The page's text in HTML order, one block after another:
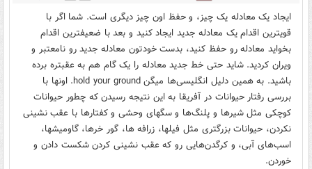
ایجاد یک معادله یک چیز، و حفظ اون چیز دیگری است. شما اگر با
قویترین اقدام یک معادله جدید ایجاد کنید و بعد با ضعیفترین اقدام
بخواید معادله رو حفظ کنید، بدست خودتون معادله جدید رو نامعتبر و
ویران کردید. شاید حتی خط جدید معادله را یک گام هم به عقبتره برده
باشید. به همین دلیل انگلیسی‌ها میگن hold your ground. اونها با
بررسی رفتار حیوانات در آفریقا به این نتیجه رسیدن که چطور حیوانات
کوچکی مثل شیرها و پلنگ‌ها و سگهای وحشی و کفتارها با عقب نشینی
نکردن، حیوانات بزر‌گتری مثل فیلها، زرافه ها، گور خرها، گاومیشها،
اسب‌های آبی، و کرگدن‌هایی رو که عقب نشینی کردن شکست دادن و
خوردن.